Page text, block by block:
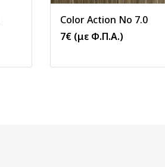
Color Action No 7.0
7€ (με Φ.Π.Α.)